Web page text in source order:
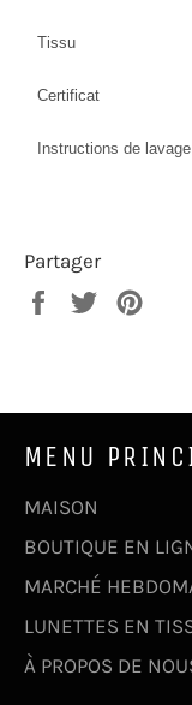
Tissu
Certificat
Instructions de lavage
Partager
PartagerTweeter
MENU
MAISON
BOUTIQUE EN
MARCHÉ
LUNETTES EN
À PROPOS DE